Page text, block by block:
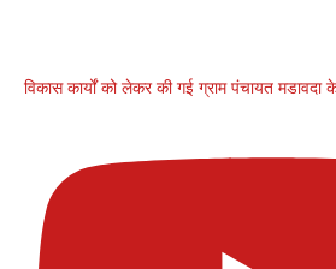
विकास कार्यों को लेकर की गई ग्राम पंचायत मडावदा